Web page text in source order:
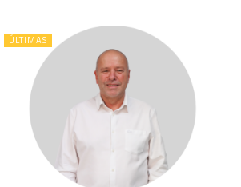
ÚLTIMAS